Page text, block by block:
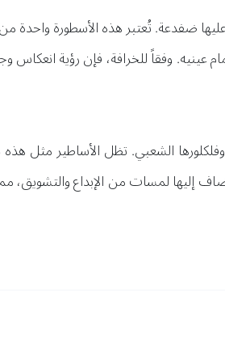
ضفدعة. تُعتبر هذه الأسطورة واحدة من
وفقاً للخرافة، فإن رؤية انعكاس
الشعبي. تظل الأساطير مثل هذه
إليها لمسات من الإبداع والتشويق،